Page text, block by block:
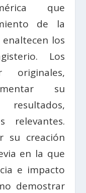
que
de la
los
Los
originales,
su
relevantes.
su creación
en la que
e impacto
demostrar